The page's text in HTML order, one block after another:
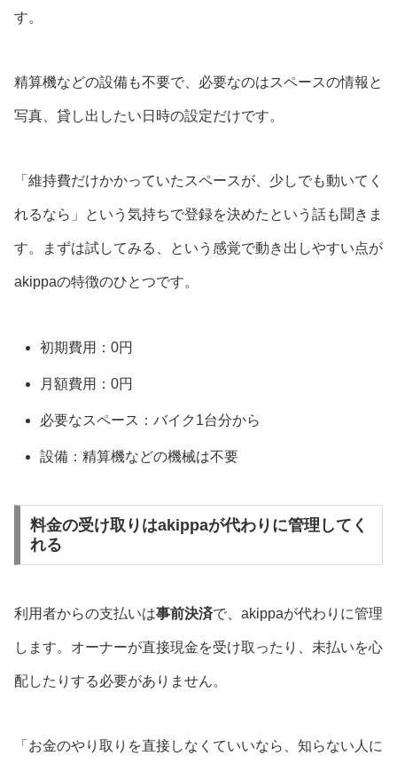
す。
精算機などの設備も不要で、必要なのはスペースの情報と
写真、貸し出したい日時の設定だけです。
「維持費だけかかっていたスペースが、少しでも動いてく
れるなら」という気持ちで登録を決めたという話も聞きま
す。まずは試してみる、という感覚で動き出しやすい点が
akippaの特徴のひとつです。
初期費用：0円
月額費用：0円
必要なスペース：バイク1台分から
設備：精算機などの機械は不要
料金の受け取りはakippaが代わりに管理してく
れる
利用者からの支払いは事前決済で、akippaが代わりに管理
します。オーナーが直接現金を受け取ったり、未払いを心
配したりする必要がありません。
「お金のやり取りを直接しなくていいなら、知らない人に